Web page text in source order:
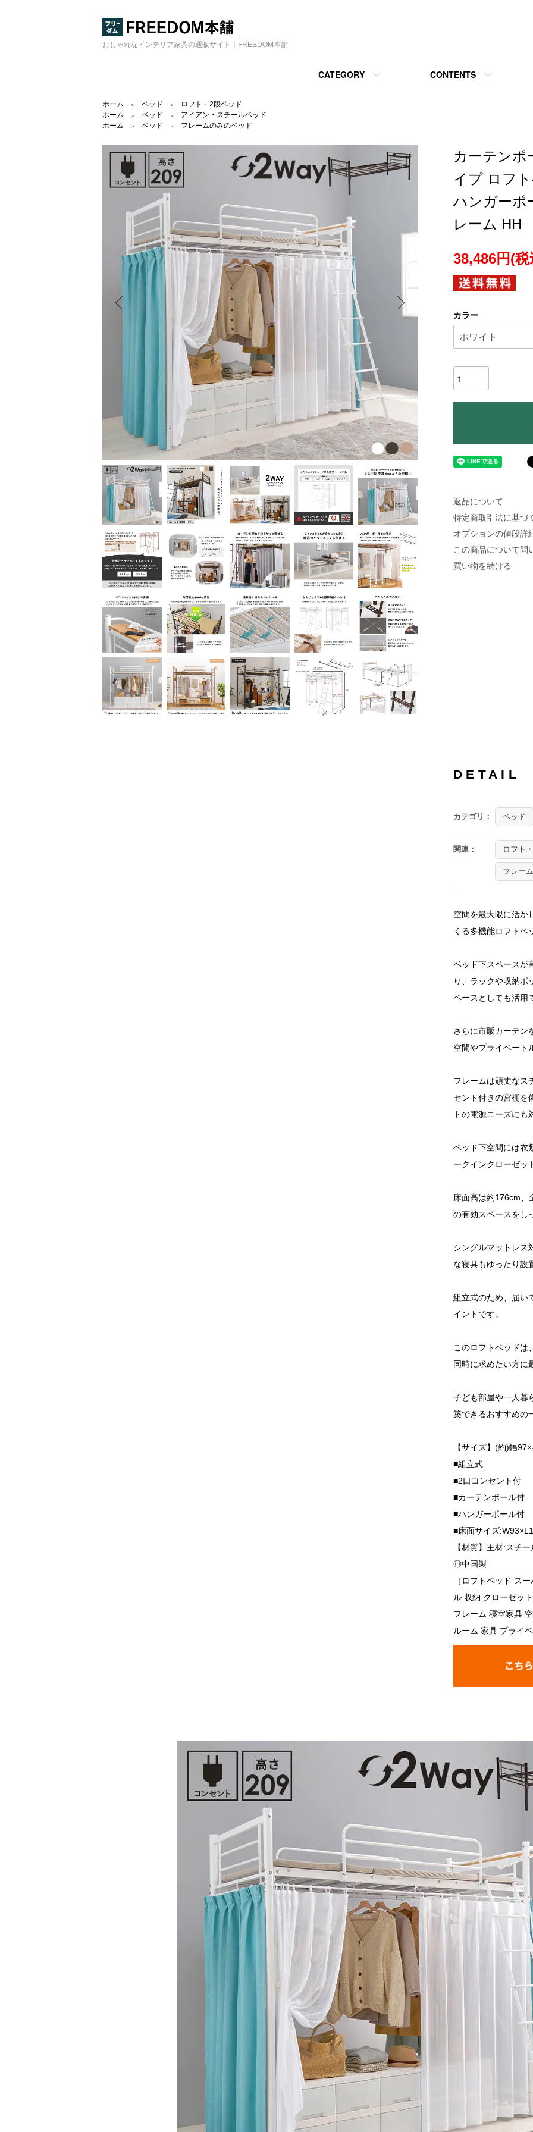
おしゃれなインテリア家具の通販サイト｜FREEDOM本舗
CATEGORY CONTENTS
ホーム ＞ ベッド ＞
ロフト・2段ベッド
ホーム
＞ ベッド ＞
アイアン・スチールベッド
ホーム
＞ ベッド ＞ フレームのみのベッド
カーテンポ
イプ ロフ
ハンガーポ
レーム HH
38,486円(税
カラー
返品について
特定商取引法に基づ
オプションの値段詳
この商品について問
買い物を続ける
DETAIL
カテゴリ： ベッド
関連： ロフト
フレー
空間を最大限に活か
くる多機能ロフトベ
ベッド下スペースが
り、ラックや収納ボ
ペースとしても活用
さらに市販カーテン
空間やプライベート
フレームは頑丈なス
セント付きの宮棚を
トの電源ニーズにも
ベッド下空間には衣
ークインクローゼッ
床面高は約176cm、
の有効スペースをし
シングルマットレス
な寝具もゆったり設
組立式のため、届い
イントです。
このロフトベッドは
同時に求めたい方に
子ども部屋や一人暮
築できるおすすめの
【サイズ】(約)幅
■組立式
■2口コンセント付
■カーテンポール付
■ハンガーポール付
■床面サイズ
【材質】主材:スチ
◎中国製
［ロフトベッド ス
ル 収納 クローゼッ
フレーム 寝室家具
ルーム 家具 プライ